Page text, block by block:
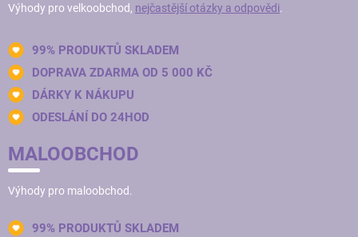
Výhody pro velkoobchod, nejčastější otázky a odpovědi.
99% PRODUKTŮ SKLADEM
DOPRAVA ZDARMA OD 5 000 KČ
DÁRKY K NÁKUPU
ODESLÁNÍ DO 24HOD
MALOOBCHOD
Výhody pro maloobchod.
99% PRODUKTŮ SKLADEM